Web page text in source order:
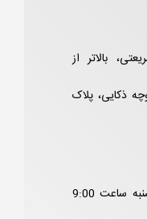
بالاتر از
ذکایی، پلاک
شنبه تا چهارشنبه ساعت 9:00